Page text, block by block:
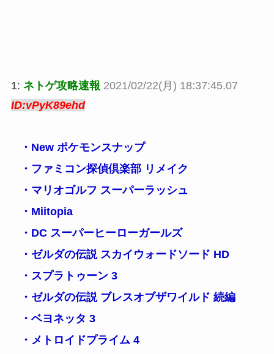
1: ネトゲ攻略速報 2021/02/22(月) 18:37:45.07
ID:vPyK89ehd
・New ポケモンスナップ
・ファミコン探偵倶楽部 リメイク
・マリオゴルフ スーパーラッシュ
・Miitopia
・DC スーパーヒーローガールズ
・ゼルダの伝説 スカイウォードソード HD
・スプラトゥーン 3
・ゼルダの伝説 ブレスオブザワイルド 続編
・ベヨネッタ 3
・メトロイドプライム 4